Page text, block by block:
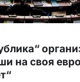
на своя